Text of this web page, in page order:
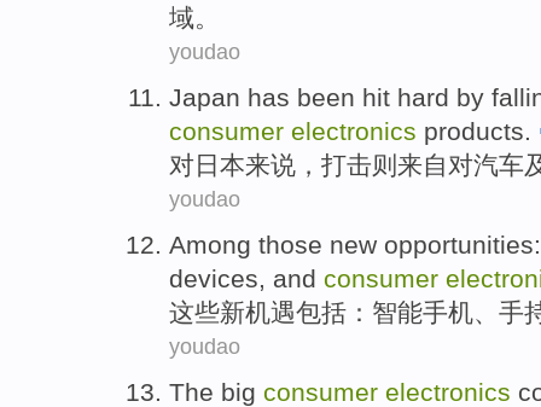
域。
youdao
Japan has been hit hard by
consumer electronics products.
对日本来说， 打击则来自对汽车
youdao
Among those new opportunities
devices, and consumer
这些新机遇包括 ： 智能手机、 手
youdao
The big consumer electronics